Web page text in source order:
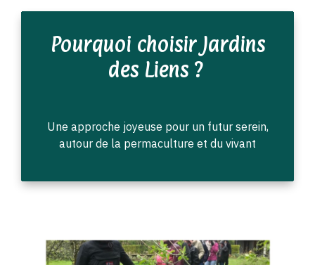
Pourquoi choisir Jardins
des Liens ?
Une approche joyeuse pour un futur serein,
autour de la permaculture et du vivant